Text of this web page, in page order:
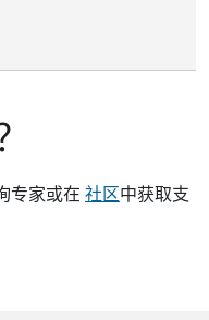
专家或在 社区中获取支